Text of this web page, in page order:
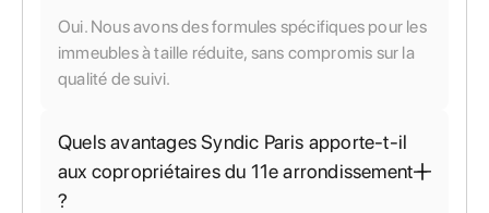
Oui. Nous avons des formules spécifiques pour les
immeubles à taille réduite, sans compromis sur la
qualité de suivi.
Quels avantages Syndic Paris apporte-t-il
aux copropriétaires du 11e arrondissement
?